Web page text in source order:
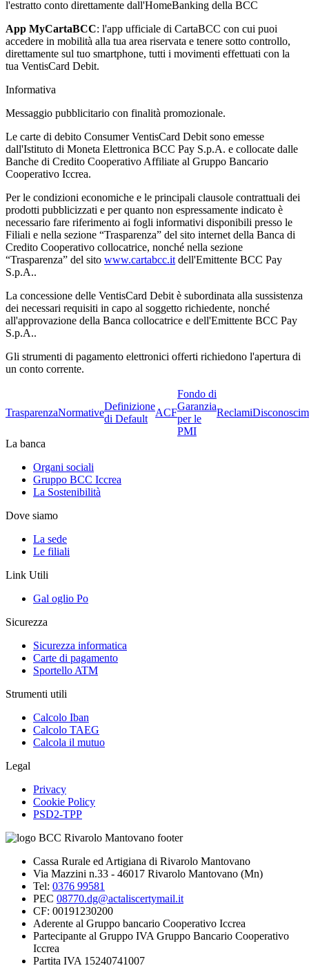
l'estratto conto direttamente dall'HomeBanking della BCC
App MyCartaBCC: l'app ufficiale di CartaBCC con cui puoi
accedere in mobilità alla tua area riservata e tenere sotto controllo,
direttamente sul tuo smartphone, tutti i movimenti effettuati con la
tua VentisCard Debit.
Informativa
Messaggio pubblicitario con finalità promozionale.
Le carte di debito Consumer VentisCard Debit sono emesse
dall'Istituto di Moneta Elettronica BCC Pay S.p.A. e collocate dalle
Banche di Credito Cooperativo Affiliate al Gruppo Bancario
Cooperativo Iccrea.
Per le condizioni economiche e le principali clausole contrattuali dei
prodotti pubblicizzati e per quanto non espressamente indicato è
necessario fare riferimento ai fogli informativi disponibili presso le
Filiali e nella sezione “Trasparenza” del sito internet della Banca di
Credito Cooperativo collocatrice, nonché nella sezione
“Trasparenza” del sito www.cartabcc.it dell'Emittente BCC Pay
S.p.A..
La concessione delle VentisCard Debit è subordinata alla sussistenza
dei necessari requisiti in capo al soggetto richiedente, nonché
all'approvazione della Banca collocatrice e dell'Emittente BCC Pay
S.p.A..
Gli strumenti di pagamento elettronici offerti richiedono l'apertura di
un conto corrente.
TrasparenzaNormative
Definizione
di Default
ACF
Fondo di
Garanzia
per le
PMI
Reclami
La banca
Organi sociali
Gruppo BCC Iccrea
La Sostenibilità
Dove siamo
La sede
Le filiali
Link Utili
Gal oglio Po
Sicurezza
Sicurezza informatica
Carte di pagamento
Sportello ATM
Strumenti utili
Calcolo Iban
Calcolo TAEG
Calcola il mutuo
Legal
Privacy
Cookie Policy
PSD2-TPP
Cassa Rurale ed Artigiana di Rivarolo Mantovano
Via Mazzini n.33 - 46017 Rivarolo Mantovano (Mn)
Tel: 0376 99581
PEC 08770.dg@actaliscertymail.it
CF: 00191230200
Aderente al Gruppo bancario Cooperativo Iccrea
Partecipante al Gruppo IVA Gruppo Bancario Cooperativo
Iccrea
Partita IVA 15240741007